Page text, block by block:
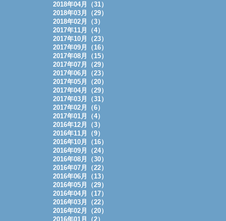
2018年04月（31）
2018年03月（29）
2018年02月（3）
2017年11月（4）
2017年10月（23）
2017年09月（16）
2017年08月（15）
2017年07月（29）
2017年06月（23）
2017年05月（20）
2017年04月（29）
2017年03月（31）
2017年02月（6）
2017年01月（4）
2016年12月（3）
2016年11月（9）
2016年10月（16）
2016年09月（24）
2016年08月（30）
2016年07月（22）
2016年06月（13）
2016年05月（29）
2016年04月（17）
2016年03月（22）
2016年02月（20）
2016年01月（2）